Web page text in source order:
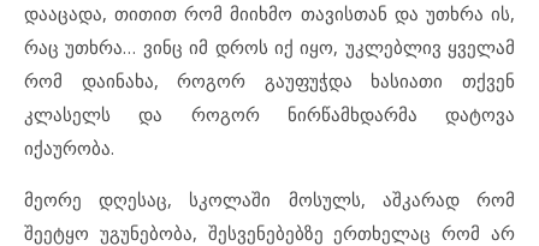
დააცადა, თითით რომ მიიხმო თავისთან და უთხრა ის,
რაც უთხრა… ვინც იმ დროს იქ იყო, უკლებლივ ყველამ
რომ დაინახა, როგორ გაუფუჭდა ხასიათი თქვენ
კლასელს და როგორ ნირწამხდარმა დატოვა
იქაურობა.
მეორე დღესაც, სკოლაში მოსულს, აშკარად რომ
შეეტყო უგუნებობა, შესვენებებზე ერთხელაც რომ არ